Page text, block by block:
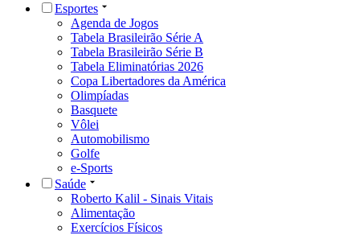
Esportes
Agenda de Jogos
Tabela Brasileirão Série A
Tabela Brasileirão Série B
Tabela Eliminatórias 2026
Copa Libertadores da América
Olimpíadas
Basquete
Vôlei
Automobilismo
Golfe
e-Sports
Saúde
Roberto Kalil - Sinais Vitais
Alimentação
Exercícios Físicos